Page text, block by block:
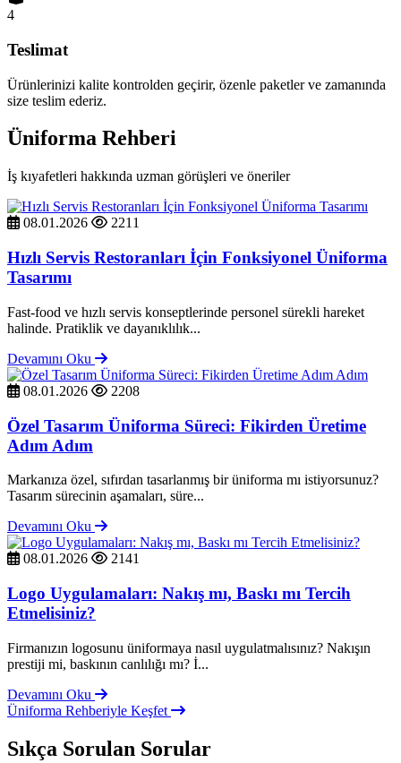
4
Teslimat
Ürünlerinizi kalite kontrolden geçirir, özenle paketler ve zamanında
size teslim ederiz.
Üniforma Rehberi
İş kıyafetleri hakkında uzman görüşleri ve öneriler
08.01.2026 2211
Hızlı Servis Restoranları İçin Fonksiyonel Üniforma
Tasarımı
Fast-food ve hızlı servis konseptlerinde personel sürekli hareket
halinde. Pratiklik ve dayanıklılık...
Devamını Oku
08.01.2026 2208
Özel Tasarım Üniforma Süreci: Fikirden Üretime
Adım Adım
Markanıza özel, sıfırdan tasarlanmış bir üniforma mı istiyorsunuz?
Tasarım sürecinin aşamaları, süre...
Devamını Oku
08.01.2026 2141
Logo Uygulamaları: Nakış mı, Baskı mı Tercih
Etmelisiniz?
Firmanızın logosunu üniformaya nasıl uygulatmalısınız? Nakışın
prestiji mi, baskının canlılığı mı? İ...
Devamını Oku
Üniforma Rehberiyle Keşfet
Sıkça Sorulan Sorular